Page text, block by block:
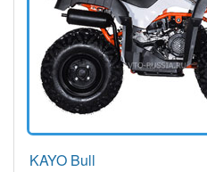
KAYO Bull